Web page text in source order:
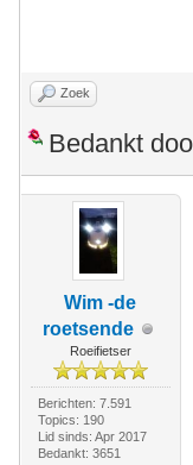
Zoek
Bedankt
Wim -de
roetsende
Roeifietser
Berichten: 7.591
Topics: 190
Lid sinds: Apr 2017
Bedankt: 3651